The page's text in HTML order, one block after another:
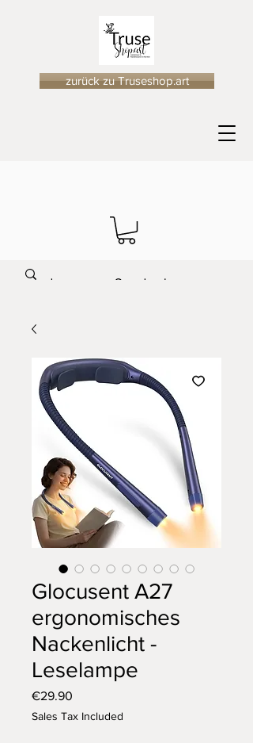
zurück zu Truseshop.art
Glocusent A27
ergonomisches
Nackenlicht -
Leselampe
€29.90
Sales Tax Included